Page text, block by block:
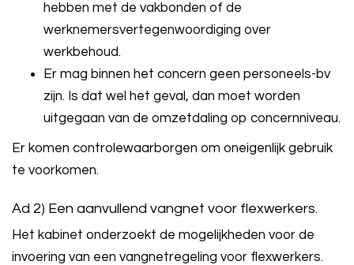
hebben met de vakbonden of de
werknemersvertegenwoordiging over
werkbehoud.
Er mag binnen het concern geen personeels-bv
zijn. Is dat wel het geval, dan moet worden
uitgegaan van de omzetdaling op concernniveau.
Er komen controlewaarborgen om oneigenlijk gebruik
te voorkomen.
Ad 2) Een aanvullend vangnet voor flexwerkers.
Het kabinet onderzoekt de mogelijkheden voor de
invoering van een vangnetregeling voor flexwerkers.